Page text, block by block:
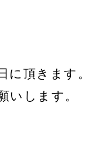
頂きます。
いします。